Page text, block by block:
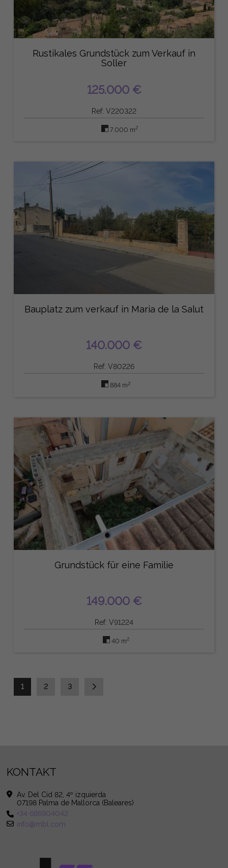
Rustikales Grundstück zum Verkauf in
Soller
125.000 €
Ref: V220322
7.000 m2
Bauplatz zum verkauf in Maria de la Salut
140.000 €
Ref: V80226
884 m2
Grundstück für eine Familie
149.000 €
Ref: V91224
40 m2
1 2 3
KONTAKT
Av. Del Cid 82, 4º izquierda
07198 Palma de Mallorca (Baleares)
+34 686904042
info@mbl.com